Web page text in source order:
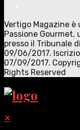
Vertigo Magazine
Passione
presso il Tribunale
09/06/2017.
07/09/2017.
Rights Reserved
✕